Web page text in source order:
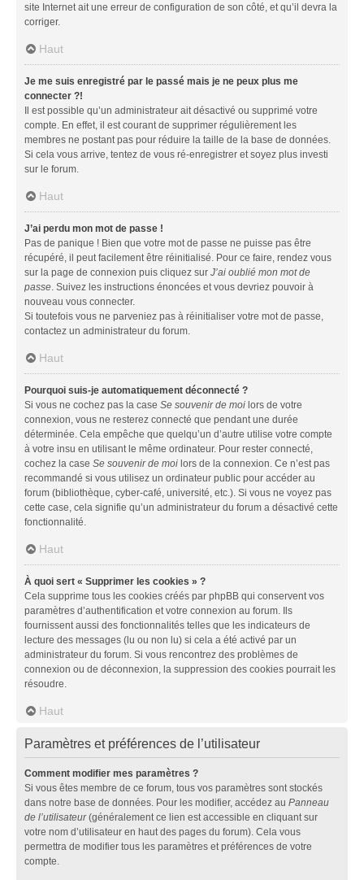
site Internet ait une erreur de configuration de son côté, et qu’il devra la
corriger.
Haut
Je me suis enregistré par le passé mais je ne peux plus me
connecter ?!
Il est possible qu’un administrateur ait désactivé ou supprimé votre
compte. En effet, il est courant de supprimer régulièrement les
membres ne postant pas pour réduire la taille de la base de données.
Si cela vous arrive, tentez de vous ré-enregistrer et soyez plus investi
sur le forum.
Haut
J’ai perdu mon mot de passe !
Pas de panique ! Bien que votre mot de passe ne puisse pas être
récupéré, il peut facilement être réinitialisé. Pour ce faire, rendez vous
sur la page de connexion puis cliquez sur J’ai oublié mon mot de
passe. Suivez les instructions énoncées et vous devriez pouvoir à
nouveau vous connecter.
Si toutefois vous ne parveniez pas à réinitialiser votre mot de passe,
contactez un administrateur du forum.
Haut
Pourquoi suis-je automatiquement déconnecté ?
Si vous ne cochez pas la case Se souvenir de moi lors de votre
connexion, vous ne resterez connecté que pendant une durée
déterminée. Cela empêche que quelqu’un d’autre utilise votre compte
à votre insu en utilisant le même ordinateur. Pour rester connecté,
cochez la case Se souvenir de moi lors de la connexion. Ce n’est pas
recommandé si vous utilisez un ordinateur public pour accéder au
forum (bibliothèque, cyber-café, université, etc.). Si vous ne voyez pas
cette case, cela signifie qu’un administrateur du forum a désactivé cette
fonctionnalité.
Haut
À quoi sert « Supprimer les cookies » ?
Cela supprime tous les cookies créés par phpBB qui conservent vos
paramètres d’authentification et votre connexion au forum. Ils
fournissent aussi des fonctionnalités telles que les indicateurs de
lecture des messages (lu ou non lu) si cela a été activé par un
administrateur du forum. Si vous rencontrez des problèmes de
connexion ou de déconnexion, la suppression des cookies pourrait les
résoudre.
Haut
Paramètres et préférences de l’utilisateur
Comment modifier mes paramètres ?
Si vous êtes membre de ce forum, tous vos paramètres sont stockés
dans notre base de données. Pour les modifier, accédez au Panneau
de l’utilisateur(généralement ce lien est accessible en cliquant sur
votre nom d’utilisateur en haut des pages du forum). Cela vous
permettra de modifier tous les paramètres et préférences de votre
compte.